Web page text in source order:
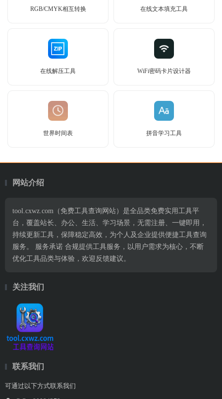
RGB/CMYK相互转换 在线文本填充工具
在线解压工具 WiFi密码卡片设计器
世界时间表 拼音学习工具
网站介绍
tool.cxwz.com（免费工具查询网站）是全品类免费实用工具平
台，覆盖站长、办公、生活、学习场景，无需注册、一键即用，
持续更新工具，保障稳定高效，为个人及企业提供便捷工具查询
服务。 服务承诺 合规提供工具服务，以用户需求为核心，不断
优化工具品类与体验，欢迎反馈建议。
关注我们
联系我们
可通过以下方式联系我们